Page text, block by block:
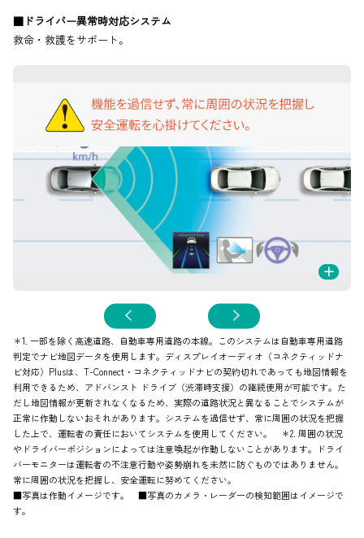
■ドライバー異常時対応システム
救命・救護をサポート。
+
＊1. 一部を除く高速道路、自動車専用道路の本線。このシステムは自動車専用道路
判定でナビ地図データを使用します。ディスプレイオーディオ（コネクティッドナ
ビ対応）Plusは、T-Connect・コネクティッドナビの契約切れであっても地図情報を
利用できるため、アドバンスト ドライブ（渋滞時支援）の継続使用が可能です。た
だし地図情報が更新されなくなるため、実際の道路状況と異なることでシステムが
正常に作動しないおそれがあります。システムを過信せず、常に周囲の状況を把握
した上で、運転者の責任においてシステムを使用してください。 ＊2. 周囲の状況
やドライバーポジションによっては注意喚起が作動しないことがあります。ドライ
バーモニターは運転者の不注意行動や姿勢崩れを未然に防ぐものではありません。
常に周囲の状況を把握し、安全運転に努めてください。
■写真は作動イメージです。 ■写真のカメラ・レーダーの検知範囲はイメージで
す。